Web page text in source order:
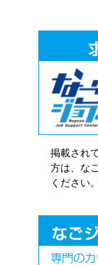
掲載され
方は、な
ください